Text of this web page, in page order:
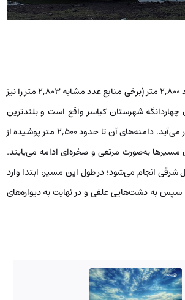
قله شاهدژ با ارتفاع حدود ۲,۸۰۰ متر (برخی منابع عدد مشابه ۲,۸۰۳ متر را نیز
چهاردانگه شهرستان کیاسر واقع است و بلندترین
نقطه این منطقه به‌شمار می‌آید. دامنه‌های آن تا حدود ۲,۵۰۰ متر پوشیده از
مسیرها به‌صورت مرتعی و صخره‌ای ادامه می‌یابند.
شرقی انجام می‌شود؛ در طول این مسیر، ابتدا وارد
به دشت‌هایی علفی و در نهایت به دیواره‌های